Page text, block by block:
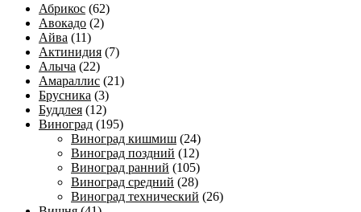
Абрикос (62)
Авокадо (2)
Айва (11)
Актинидия (7)
Алыча (22)
Амараллис (21)
Брусника (3)
Буддлея (12)
Виноград (195)
Виноград кишмиш (24)
Виноград поздний (12)
Виноград ранний (105)
Виноград средний (28)
Виноград технический (26)